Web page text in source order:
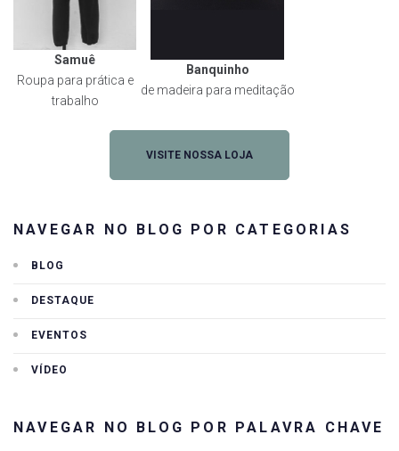
Samuê
Roupa para prática e
trabalho
Banquinho
de madeira para meditação
VISITE NOSSA LOJA
NAVEGAR NO BLOG POR CATEGORIAS
BLOG
DESTAQUE
EVENTOS
VÍDEO
NAVEGAR NO BLOG POR PALAVRA CHAVE